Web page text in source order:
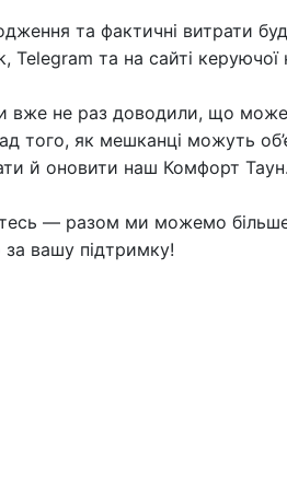
та фактичні витрати
Telegram та на сайті керуючої
вже не раз доводили, що
того, як мешканці можуть
й оновити наш Комфорт
— разом ми можемо
вашу підтримку!